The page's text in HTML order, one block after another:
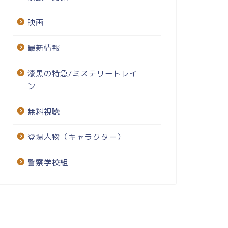
映画
最新情報
漆黒の特急/ミステリートレイ
ン
無料視聴
登場人物（キャラクター）
警察学校組